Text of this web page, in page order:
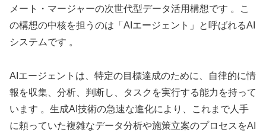
メート・マージャーの次世代型データ活用構想です 。こ
の構想の中核を担うのは「AIエージェント」と呼ばれるAI
システムです 。
AIエージェントは、特定の目標達成のために、自律的に情
報を収集、分析、判断し、タスクを実行する能力を持って
います 。生成AI技術の急速な進化により、これまで人手
に頼っていた複雑なデータ分析や施策立案のプロセスをAI